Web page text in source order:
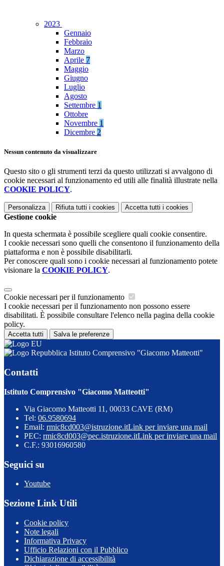
2023
Gennaio
Febbraio
Marzo
Aprile 7
Maggio
Giugno
Luglio
Agosto
Settembre 1
Ottobre
Novembre 1
Dicembre 2
Nessun contenuto da visualizzare
Questo sito o gli strumenti terzi da questo utilizzati si avvalgono di
cookie necessari al funzionamento ed utili alle finalità illustrate nella
COOKIE POLICY.
Personalizza Rifiuta tutti i cookies Accetta tutti i cookies
Gestione cookie
In questa schermata è possibile scegliere quali cookie consentire.
I cookie necessari sono quelli che consentono il funzionamento della
piattaforma e non è possibile disabilitarli.
Per conoscere quali sono i cookie necessari al funzionamento potete
visionare la COOKIE POLICY.
Cookie necessari per il funzionamento
I cookie necessari per il funzionamento non possono essere
disabilitati. È possibile consultare l'elenco nella pagina della cookie
policy.
Accetta tutti Salva le preferenze
Istituto Comprensivo "Giacomo Matteotti"
Contatti
Istituto Comprensivo "Giacomo Matteotti"
Via Giacomo Matteotti 11, 00033 CAVE (RM)
Tel: 06.9580694
Email: rmic8cd003@istruzione.itLink per inviare una mail
PEC: rmic8cd003@pec.istruzione.itLink per inviare una mail
C.F.: 93016960580
Seguici su
Youtube
Sezione Link Utili
Cookie policy
Note legali
Informativa Privacy
Ufficio Relazioni con il Pubblico
Dichiarazione di accessibilità